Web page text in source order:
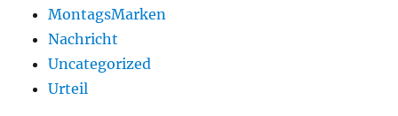
MontagsMarken
Nachricht
Uncategorized
Urteil